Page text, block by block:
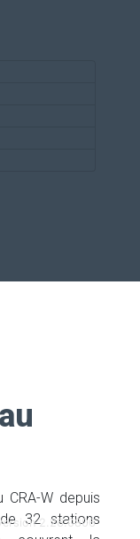
W depuis
32 stations
2.26.0806